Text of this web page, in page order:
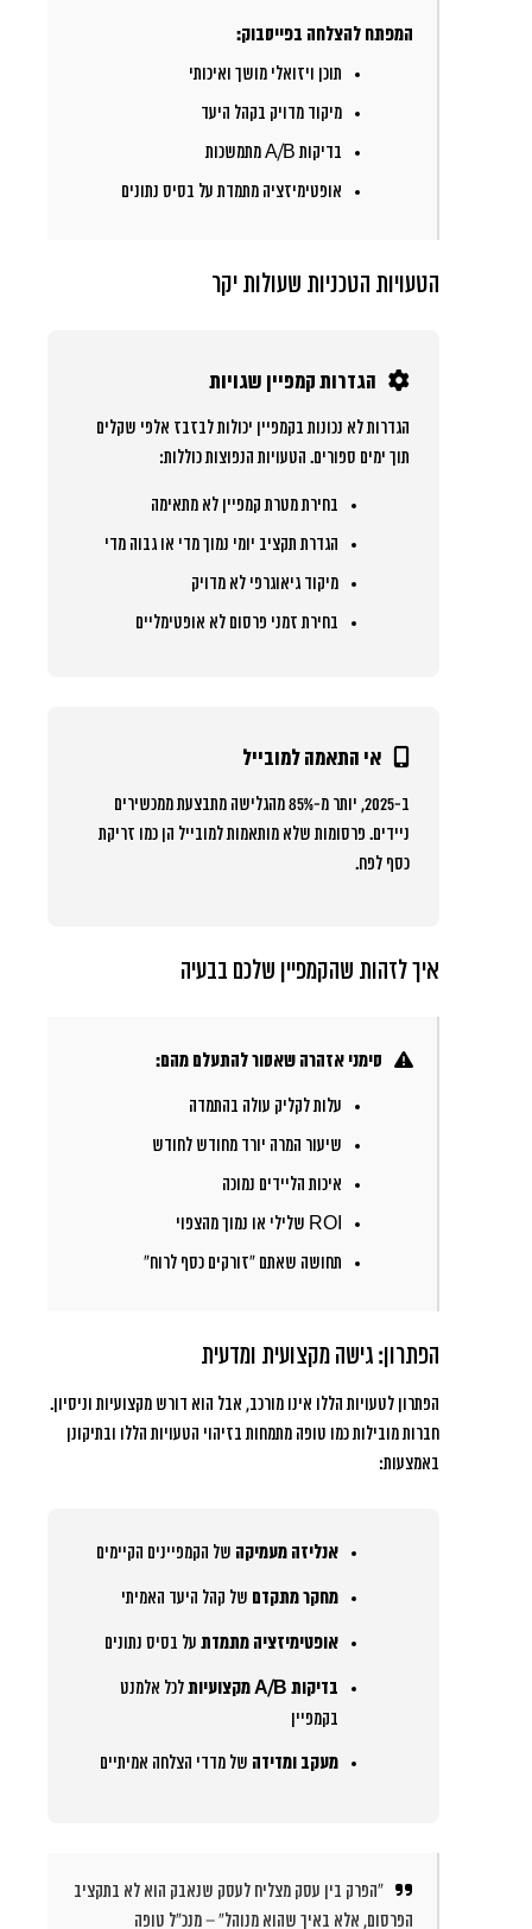
המפתח להצלחה בפייסבוק:
תוכן ויזואלי מושך ואיכותי
מיקוד מדויק בקהל היעד
בדיקות A/B מתמשכות
אופטימיזציה מתמדת על בסיס נתונים
הטעויות הטכניות שעולות יקר
הגדרות קמפיין שגויות
הגדרות לא נכונות בקמפיין יכולות לבזבז אלפי שקלים
תוך ימים ספורים. הטעויות הנפוצות כוללות:
בחירת מטרת קמפיין לא מתאימה
הגדרת תקציב יומי נמוך מדי או גבוה מדי
מיקוד גיאוגרפי לא מדויק
בחירת זמני פרסום לא אופטימליים
אי התאמה למובייל
ב-2025, יותר מ-85% מהגלישה מתבצעת ממכשירים
ניידים. פרסומות שלא מותאמות למובייל הן כמו זריקת
כסף לפח.
איך לזהות שהקמפיין שלכם בבעיה
סימני אזהרה שאסור להתעלם מהם:
עלות לקליק עולה בהתמדה
שיעור המרה יורד מחודש לחודש
איכות הליידים נמוכה
ROI שלילי או נמוך מהצפוי
תחושה שאתם “זורקים כסף לרוח”
הפתרון: גישה מקצועית ומדעית
הפתרון לטעויות הללו אינו מורכב, אבל הוא דורש מקצועיות וניסיון.
חברות מובילות כמו טופה מתמחות בזיהוי הטעויות הללו ובתיקונן
באמצעות:
אנליזה מעמיקה של הקמפיינים הקיימים
מחקר מתקדם של קהל היעד האמיתי
אופטימיזציה מתמדתעל בסיס נתונים
בדיקות A/B מקצועיות
לכל אלמנט
בקמפיין
מעקב ומדידה של מדדי הצלחה אמיתיים
“הפרק בין עסק מצליח לעסק שנאבק הוא לא בתקציב
הפרסום, אלא באיך שהוא מנוהל” – מנכ”ל טופה